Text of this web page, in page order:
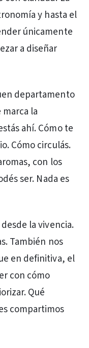
y hasta el
únicamente
a diseñar
departamento
la
ahí. Cómo te
Cómo circulás.
con los
ser. Nada es
la vivencia.
También nos
en definitiva, el
con cómo
Qué
compartimos